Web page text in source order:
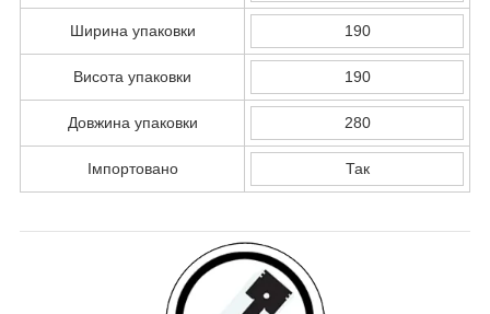
Ширина упаковки 190
Висота упаковки 190
Довжина упаковки 280
Імпортовано Так